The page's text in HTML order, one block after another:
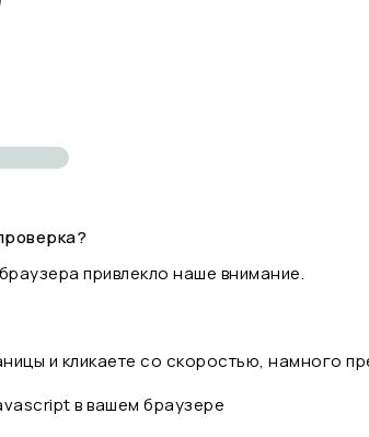
привлекло наше внимание.
и кликаете со скоростью, намного
в вашем браузере